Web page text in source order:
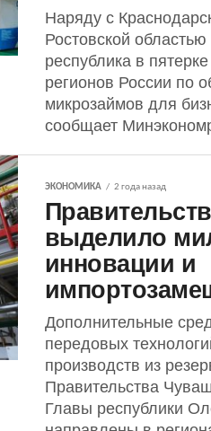
Наряду с
Ростовской
республика в
регионов России по
микрозаймов для
сообщает
ЭКОНОМИКА 2 года назад
выделило
инновации и
Дополнительные
передовых
производств из
Правительства
Главы республики